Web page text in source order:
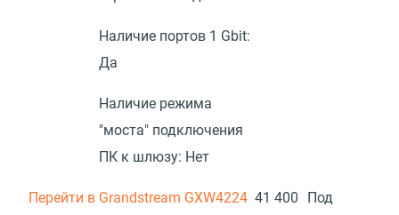
Наличие портов 1 Gbit:
Да
Наличие режима
"моста" подключения
ПК к шлюзу: Нет
Перейти в Grandstream GXW4224 41 400
Под